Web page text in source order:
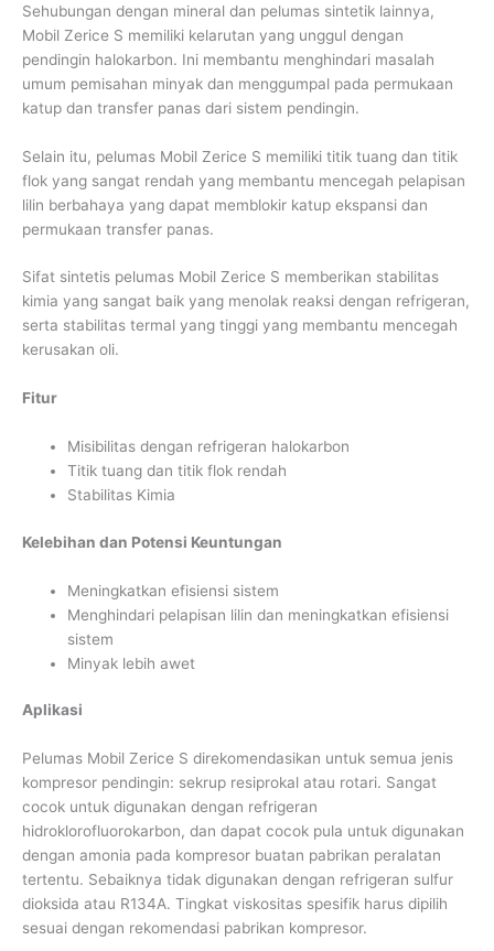
Sehubungan dengan mineral dan pelumas sintetik lainnya,
Mobil Zerice S memiliki kelarutan yang unggul dengan
pendingin halokarbon. Ini membantu menghindari masalah
umum pemisahan minyak dan menggumpal pada permukaan
katup dan transfer panas dari sistem pendingin.
Selain itu, pelumas Mobil Zerice S memiliki titik tuang dan titik
flok yang sangat rendah yang membantu mencegah pelapisan
lilin berbahaya yang dapat memblokir katup ekspansi dan
permukaan transfer panas.
Sifat sintetis pelumas Mobil Zerice S memberikan stabilitas
kimia yang sangat baik yang menolak reaksi dengan refrigeran,
serta stabilitas termal yang tinggi yang membantu mencegah
kerusakan oli.
Fitur
Misibilitas dengan refrigeran halokarbon
Titik tuang dan titik flok rendah
Stabilitas Kimia
Kelebihan dan Potensi Keuntungan
Meningkatkan efisiensi sistem
Menghindari pelapisan lilin dan meningkatkan efisiensi
sistem
Minyak lebih awet
Aplikasi
Pelumas Mobil Zerice S direkomendasikan untuk semua jenis
kompresor pendingin: sekrup resiprokal atau rotari. Sangat
cocok untuk digunakan dengan refrigeran
hidroklorofluorokarbon, dan dapat cocok pula untuk digunakan
dengan amonia pada kompresor buatan pabrikan peralatan
tertentu. Sebaiknya tidak digunakan dengan refrigeran sulfur
dioksida atau R134A. Tingkat viskositas spesifik harus dipilih
sesuai dengan rekomendasi pabrikan kompresor.